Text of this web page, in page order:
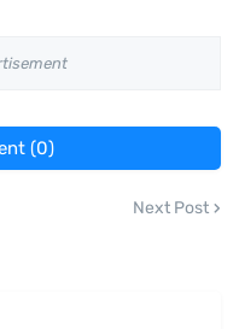
(0)
Next Post